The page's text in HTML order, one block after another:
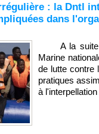
: la Dntl
dans
A la suite
Marine
de lutte contre
pratiques
à l'interpellation